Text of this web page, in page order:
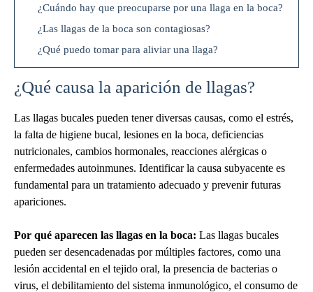
¿Cuándo hay que preocuparse por una llaga en la boca?
¿Las llagas de la boca son contagiosas?
¿Qué puedo tomar para aliviar una llaga?
¿Qué causa la aparición de llagas?
Las llagas bucales pueden tener diversas causas, como el estrés,
la falta de higiene bucal, lesiones en la boca, deficiencias
nutricionales, cambios hormonales, reacciones alérgicas o
enfermedades autoinmunes. Identificar la causa subyacente es
fundamental para un tratamiento adecuado y prevenir futuras
apariciones.
Por qué aparecen las llagas en la boca: Las llagas bucales
pueden ser desencadenadas por múltiples factores, como una
lesión accidental en el tejido oral, la presencia de bacterias o
virus, el debilitamiento del sistema inmunológico, el consumo de